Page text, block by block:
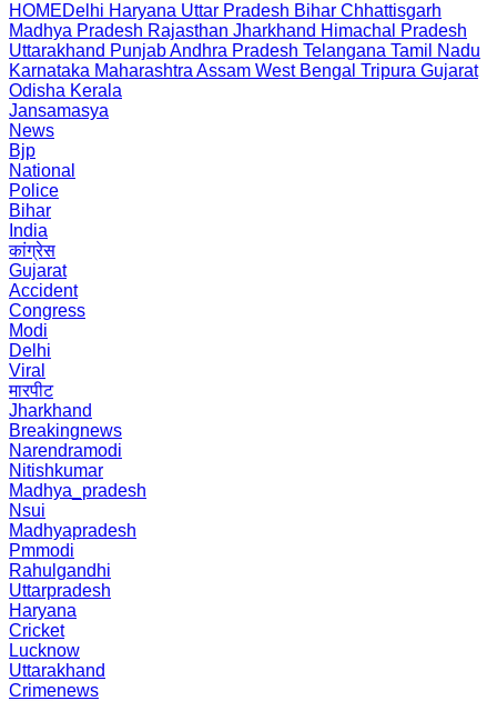
HOMEDelhi Haryana Uttar Pradesh Bihar Chhattisgarh
Madhya Pradesh Rajasthan Jharkhand Himachal Pradesh
Uttarakhand PunjabAndhra Pradesh Telangana Tamil Nadu
Karnataka Maharashtra Assam West Bengal Tripura Gujarat
Odisha Kerala
Jansamasya
News
Bjp
National
Police
Bihar
India
कांग्रेस
Gujarat
Accident
Congress
Modi
Delhi
Viral
मारपीट
Jharkhand
Breakingnews
Narendramodi
Nitishkumar
Madhya_pradesh
Nsui
Madhyapradesh
Pmmodi
Rahulgandhi
Uttarpradesh
Haryana
Cricket
Lucknow
Uttarakhand
Crimenews